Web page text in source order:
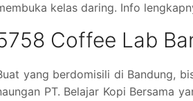
kelas daring. Info
Coffee Lab
yang berdomisili di Bandung,
PT. Belajar Kopi Bersama